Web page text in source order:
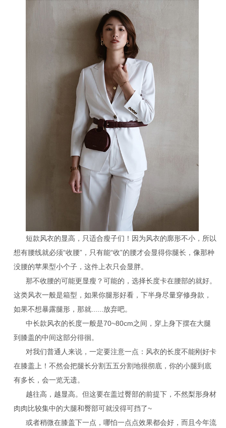
短款风衣的显高，只适合瘦子们！因为风衣的廓形不小，所以
想有腰线就必须“收腰”，只有能“收”的腰才会显得你腿长，像那种
没腰的苹果型小个子，这件上衣只会显胖。
那不收腰的可能更显瘦？可能的，选择长度卡在腰部的就好。
这类风衣一般是箱型，如果你腿形好看，下半身尽量穿修身款，
如果不想暴露腿形，那就......放弃吧。
中长款风衣的长度一般是70~80cm之间，穿上身下摆在大腿
到膝盖的中间这部分徘徊。
对我们普通人来说，一定要注意一点：风衣的长度不能刚好卡
在膝盖上！不然会把腿长分割五五分割地很彻底，你的小腿到底
有多长，会一览无遗。
越往高，越显高。但这要在盖过臀部的前提下，不然梨形身材
肉肉比较集中的大腿和臀部可就没得可挡了~
或者稍微在膝盖下一点，哪怕一点点效果都会好，而且今年流